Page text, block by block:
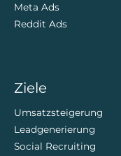
Meta Ads
Reddit Ads
Ziele
Umsatzsteigerung
Leadgenerierung
Social Recruiting